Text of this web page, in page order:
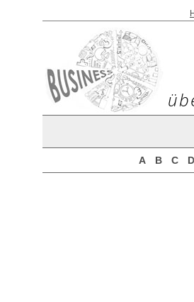
A B C D